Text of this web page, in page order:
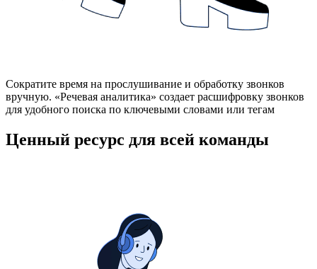
Сократите время на прослушивание и обработку звонков
вручную. «Речевая аналитика» создает расшифровку звонков
для удобного поиска по ключевыми словами или тегам
Ценный ресурс для всей команды